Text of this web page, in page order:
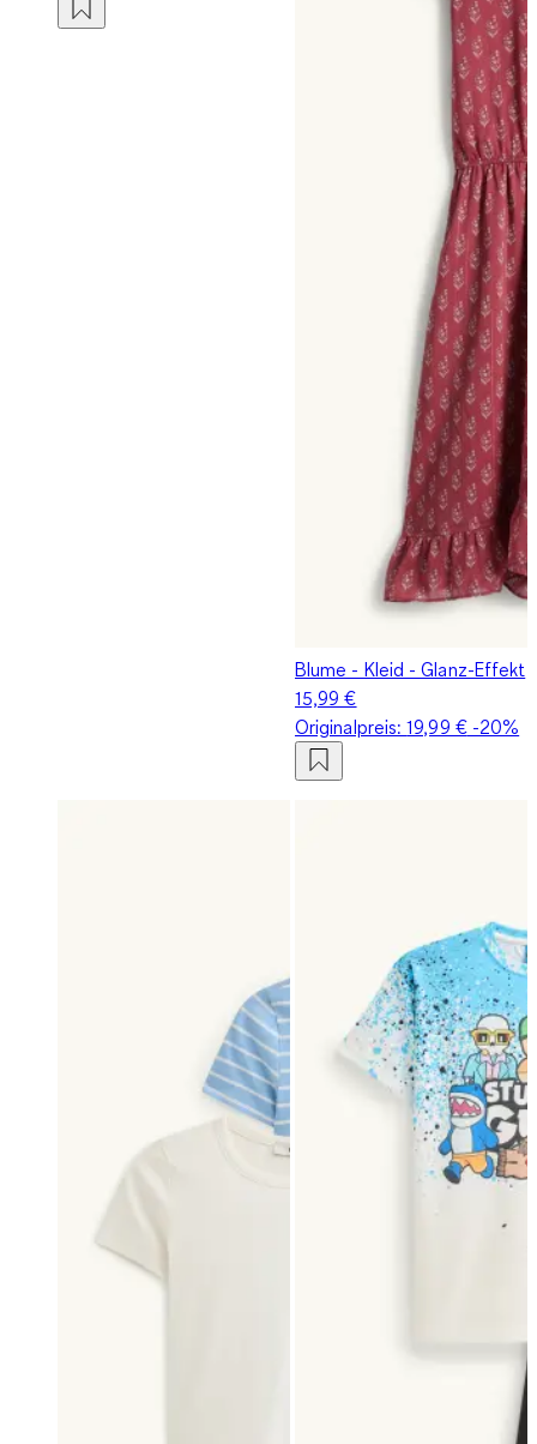
Blume - Kleid - Glanz-Effekt
15,99 €
Originalpreis:19,99 €-20%